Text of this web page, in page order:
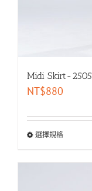
Midi Skirt-2505
NT$880
選擇規格